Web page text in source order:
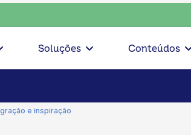
coop • escolha consciente, escolha o
Soluções Conteúdos
e inspiração